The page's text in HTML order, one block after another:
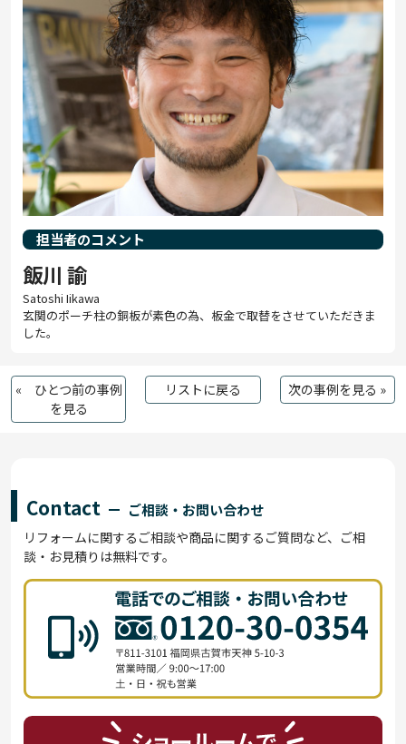
担当者のコメント
飯川 諭
Satoshi Iikawa
玄関のポーチ柱の銅板が素色の為、板金で取替をさせていただきま
した。
« ひとつ前の事例
を見る
リストに戻る 次の事例を見る »
Contact ご相談・お問い合わせ
リフォームに関するご相談や商品に関するご質問など、ご相
談・お見積りは無料です。